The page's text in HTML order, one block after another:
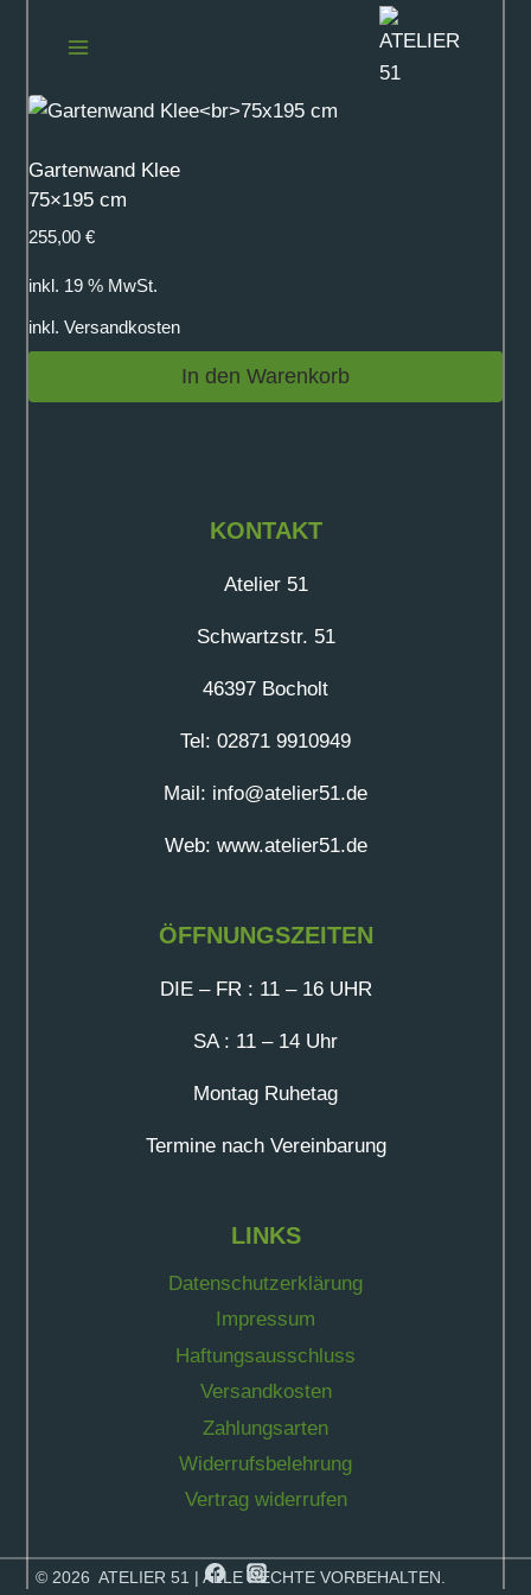
Inhalt
Gartenwand Klee
75×195 cm
255,00 €
inkl. 19 % MwSt.
inkl. Versandkosten
In den Warenkorb
KONTAKT
Atelier 51
Schwartzstr. 51
46397 Bocholt
Tel: 02871 9910949
Mail: info@atelier51.de
Web: www.atelier51.de
ÖFFNUNGSZEITEN
DIE – FR : 11 – 16 UHR
SA : 11 – 14 Uhr
Montag Ruhetag
Termine nach Vereinbarung
LINKS
Datenschutzerklärung
Impressum
Haftungsausschluss
Versandkosten
Zahlungsarten
Widerrufsbelehrung
Vertrag widerrufen
© 2026 ATELIER 51 | ALLE RECHTE VORBEHALTEN.